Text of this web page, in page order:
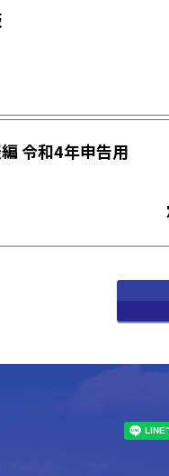
令和4年申告用